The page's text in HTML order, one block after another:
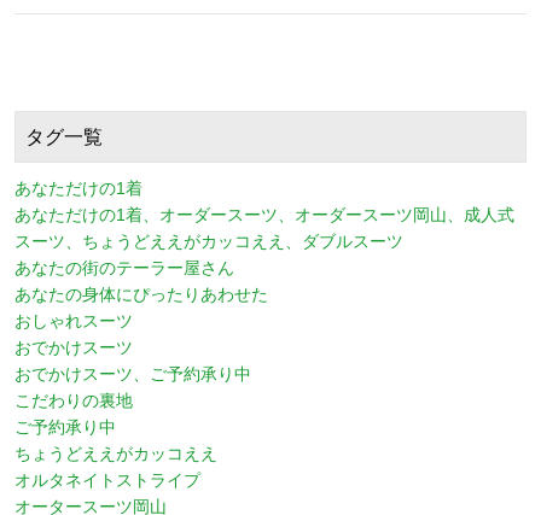
タグ一覧
あなただけの1着
あなただけの1着、オーダースーツ、オーダースーツ岡山、成人式
スーツ、ちょうどええがカッコええ、ダブルスーツ
あなたの街のテーラー屋さん
あなたの身体にぴったりあわせた
おしゃれスーツ
おでかけスーツ
おでかけスーツ、ご予約承り中
こだわりの裏地
ご予約承り中
ちょうどええがカッコええ
オルタネイトストライプ
オータースーツ岡山